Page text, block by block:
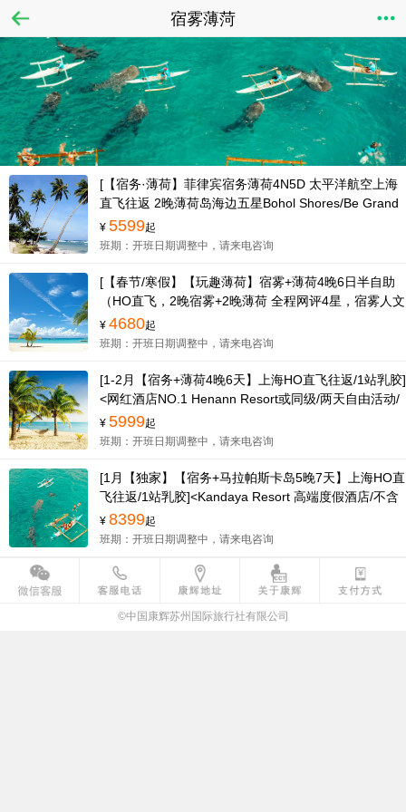
宿雾薄菏
[【宿务·薄荷】菲律宾宿务薄荷4N5D 太平洋航空上海
直飞往返 2晚薄荷岛海边五星Bohol Shores/Be Grand
或同级+2晚宿务市区五星Seda/Bai或同级]
¥ 5599起
班期：开班日期调整中，请来电咨询
[【春节/寒假】【玩趣薄荷】宿雾+薄荷4晚6日半自助
（HO直飞，2晚宿雾+2晚薄荷 全程网评4星，宿雾人文
三部曲，薄荷陆地游，赠保险）]<指定班期双人减
1500>
¥ 4680起
班期：开班日期调整中，请来电咨询
[1-2月【宿务+薄荷4晚6天】上海HO直飞往返/1站乳胶]
<网红酒店NO.1 Henann Resort或同级/两天自由活动/
不含签税480元/人（与团费同收）>
¥ 5999起
班期：开班日期调整中，请来电咨询
[1月【独家】【宿务+马拉帕斯卡岛5晚7天】上海HO直
飞往返/1站乳胶]<Kandaya Resort 高端度假酒店/不含
签税480元/人（与团费同收）>
¥ 8399起
班期：开班日期调整中，请来电咨询
©中国康辉苏州国际旅行社有限公司